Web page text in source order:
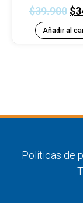
$39.900 $
Añadir al
Políticas de